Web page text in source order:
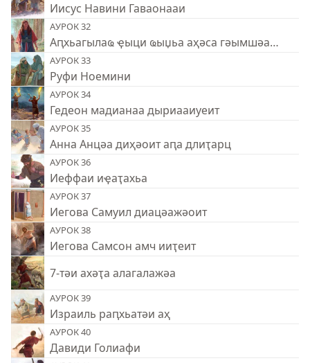
Иисус Навини Гаваонааи
АУРОК 32
Аԥхьагылаҩ ҿыци ҩыџьа аҳәса гәымшәақәеи
АУРОК 33
Руфи Ноемини
АУРОК 34
Гедеон мадианаа дыриааиуеит
АУРОК 35
Анна Анцәа диҳәоит аԥа длиҭарц
АУРОК 36
Иеффаи иҿаҭахьа
АУРОК 37
Иегова Самуил диацәажәоит
АУРОК 38
Иегова Самсон амч ииҭеит
7-тәи ахәҭа алагалажәа
АУРОК 39
Израиль раԥхьатәи аҳ
АУРОК 40
Давиди Голиафи